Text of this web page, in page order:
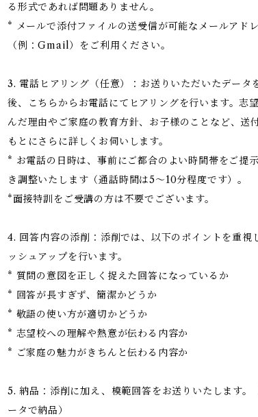
る形式であれば問題ありません。
* メールで添付ファイルの送受信が可能なメールアド
（例：Gmail）をご利用ください。
3. 電話ヒアリング（任意）：お送りいただいたデータ
後、こちらからお電話にてヒアリングを行います。志
んだ理由やご家庭の教育方針、お子様のことなど、送
もとにさらに詳しくお伺いします。
* お電話の日時は、事前にご都合のよい時間帯をご提
き調整いたします（通話時間は5～10分程度です）。
*面接特訓をご受講の方は不要でございます。
4. 回答内容の添削：添削では、以下のポイントを重視
ッシュアップを行います。
* 質問の意図を正しく捉えた回答になっているか
* 回答が長すぎず、簡潔かどうか
* 敬語の使い方が適切かどうか
* 志望校への理解や熱意が伝わる内容か
* ご家庭の魅力がきちんと伝わる内容か
5. 納品：添削に加え、模範回答をお送りいたします。
ータで納品）